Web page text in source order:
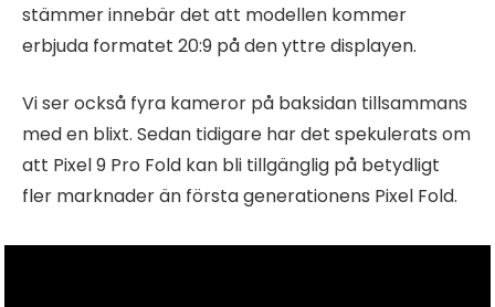
stämmer innebär det att modellen kommer
erbjuda formatet 20:9 på den yttre displayen.
Vi ser också fyra kameror på baksidan tillsammans
med en blixt. Sedan tidigare har det spekulerats om
att Pixel 9 Pro Fold kan bli tillgänglig på betydligt
fler marknader än första generationens Pixel Fold.